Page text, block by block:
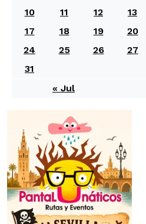
10
11 12 13
17
18 19 20
24
25 26 27
31
« Jul